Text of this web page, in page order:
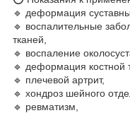
🔹 деформация
🔹 воспалительные
тканей,
🔹 воспаление
🔹 деформация костной
🔹 плечевой артрит,
🔹 хондроз шейного
🔹 ревматизм,